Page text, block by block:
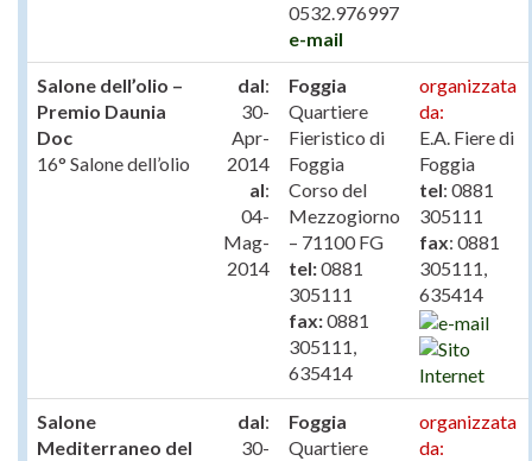
0532.976997
e-mail
Salone dell’olio –
Premio Daunia
Doc
16° Salone dell’olio
dal:
30-
Apr-
2014
al:
04-
Mag-
2014
Foggia
Quartiere
Fieristico di
Foggia
Corso del
Mezzogiorno
– 71100 FG
tel:0881
305111
fax:0881
305111,
635414
organizzata
da:
E.A. Fiere di
Foggia
tel: 0881
305111
fax: 0881
305111,
635414
Salone
Mediterraneo del
dal:
30-
Foggia
Quartiere
organizzata
da: